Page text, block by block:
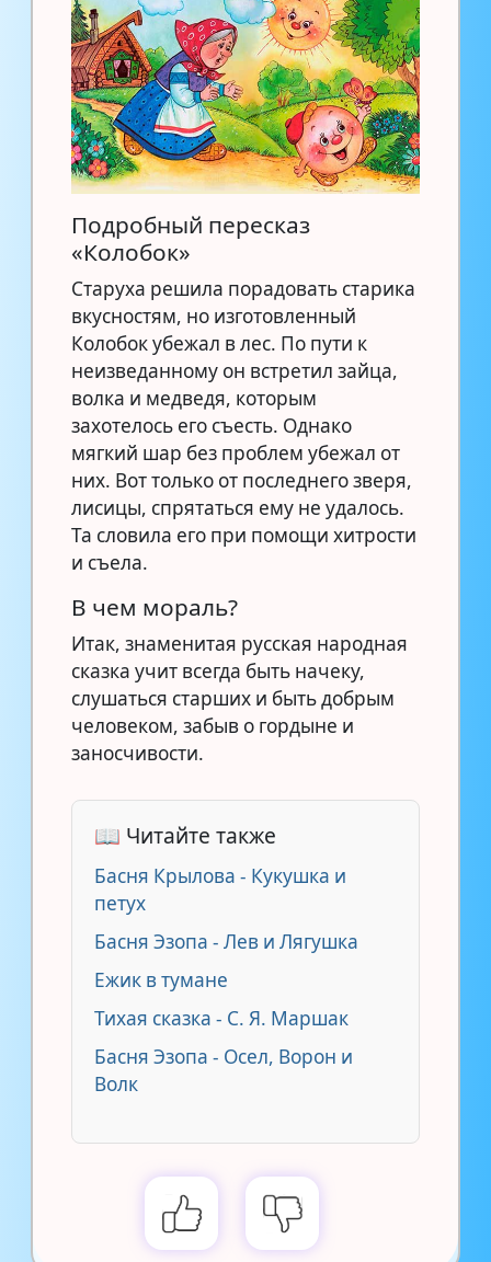
Подробный пересказ
«Колобок»
Старуха решила порадовать старика
вкусностям, но изготовленный
Колобок убежал в лес. По пути к
неизведанному он встретил зайца,
волка и медведя, которым
захотелось его съесть. Однако
мягкий шар без проблем убежал от
них. Вот только от последнего зверя,
лисицы, спрятаться ему не удалось.
Та словила его при помощи хитрости
и съела.
В чем мораль?
Итак, знаменитая русская народная
сказка учит всегда быть начеку,
слушаться старших и быть добрым
человеком, забыв о гордыне и
заносчивости.
📖 Читайте также
Басня Крылова - Кукушка и
петух
Басня Эзопа - Лев и Лягушка
Ежик в тумане
Тихая сказка - С. Я. Маршак
Басня Эзопа - Осел, Ворон и
Волк